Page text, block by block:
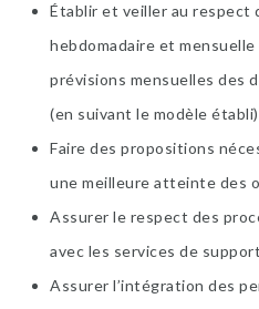
Établir et veiller au respect
hebdomadaire et
prévisions mensuelles des
(en suivant le modèle
Faire des propositions
une meilleure atteinte des
Assurer le respect des
avec les services de
Assurer l’intégration des